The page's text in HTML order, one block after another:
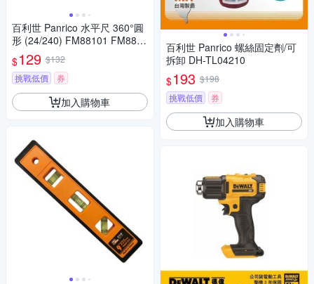
百利世 Panrico 水平尺 360°圓
形 (24/240) FM88101 FM8810
$129 $132
挑戰低價
券
加入購物車
百利世 Panrico 螺絲固定劑/可
拆卸 DH-TL04210
$193 $198
挑戰低價
券
加入購物車